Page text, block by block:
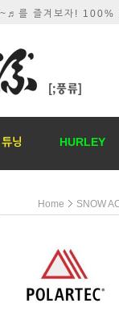
를 즐겨보자! 100%
닝 HURLEY
Home SNOW